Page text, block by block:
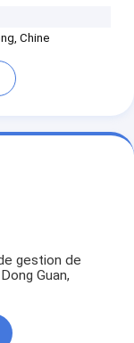
Chine
gestion de
Guan,